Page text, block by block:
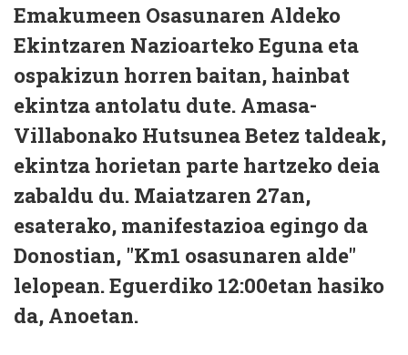
Emakumeen Osasunaren Aldeko
Ekintzaren Nazioarteko Eguna eta
ospakizun horren baitan, hainbat
ekintza antolatu dute. Amasa-
Villabonako Hutsunea Betez taldeak,
ekintza horietan parte hartzeko deia
zabaldu du. Maiatzaren 27an,
esaterako, manifestazioa egingo da
Donostian, "Km1 osasunaren alde"
lelopean. Eguerdiko 12:00etan hasiko
da, Anoetan.